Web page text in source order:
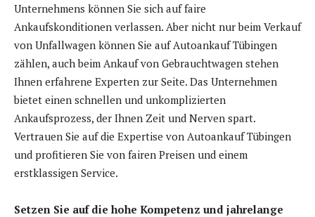
Unternehmens können Sie sich auf faire
Ankaufskonditionen verlassen. Aber nicht nur beim Verkauf
von Unfallwagen können Sie auf Autoankauf Tübingen
zählen, auch beim Ankauf von Gebrauchtwagen stehen
Ihnen erfahrene Experten zur Seite. Das Unternehmen
bietet einen schnellen und unkomplizierten
Ankaufsprozess, der Ihnen Zeit und Nerven spart.
Vertrauen Sie auf die Expertise von Autoankauf Tübingen
und profitieren Sie von fairen Preisen und einem
erstklassigen Service.
Setzen Sie auf die hohe Kompetenz und jahrelange